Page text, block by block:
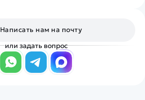
Написать нам на почту
или задать вопрос